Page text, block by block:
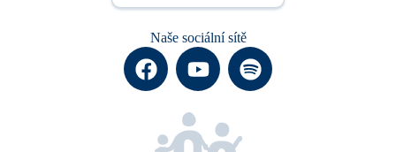
Naše sociální sítě